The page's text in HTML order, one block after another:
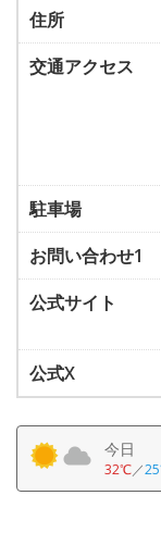
住所
交通アクセス
駐車場
お問い合わせ1
公式サイト
公式X
今日
32℃／